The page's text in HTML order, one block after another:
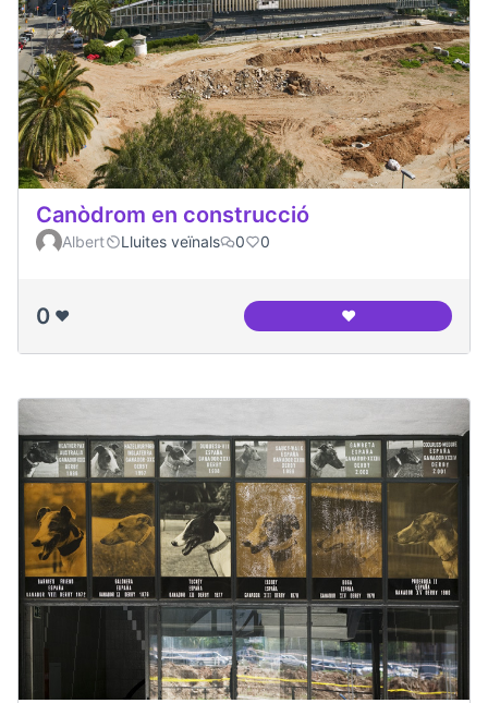
Canòdrom en construcció
Albert Lluites veïnals 0 0
0 ❤️ ❤️Canòdrom en